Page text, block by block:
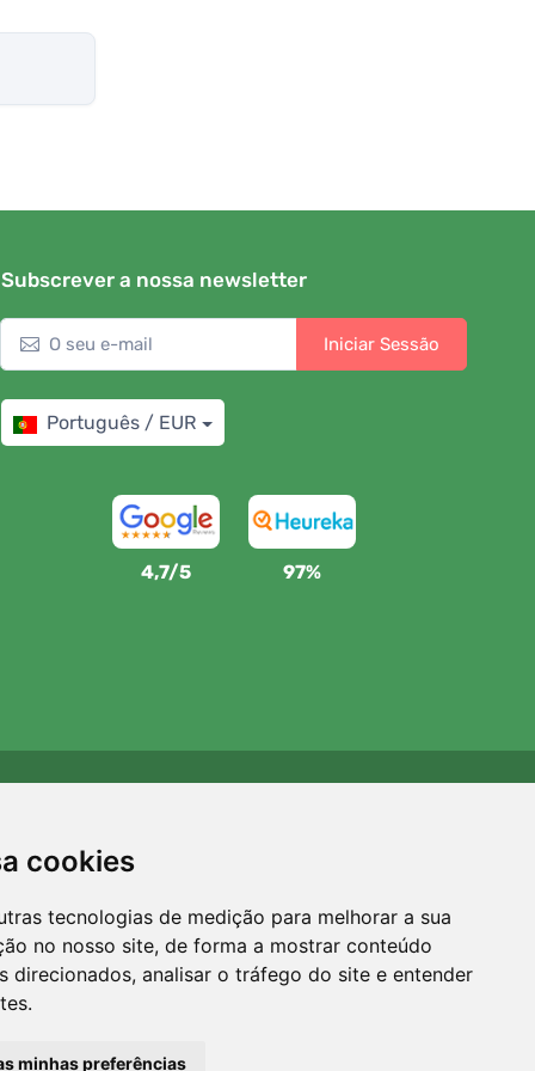
cookies
tecnologias de medição para melhorar a sua
no nosso site, de forma a mostrar conteúdo
direcionados, analisar o tráfego do site e entender
minhas preferências
Subscrever a nossa newsletter
Iniciar Sessão
Português / EUR
4,7/5 97%
Para cada encomenda plantamos uma árvore! Leia mais
Sobre nós